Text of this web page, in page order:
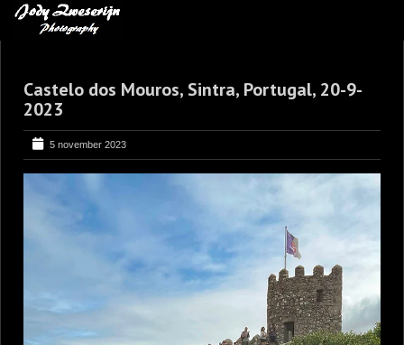
BLOG
BENCE MATE FOTOHUTTEN
Castelo dos Mouros, Sintra, Portugal, 20-9-
2023
5 november 2023